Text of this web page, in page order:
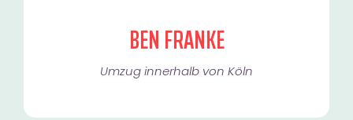
BEN FRANKE
Umzug innerhalb von Köln​